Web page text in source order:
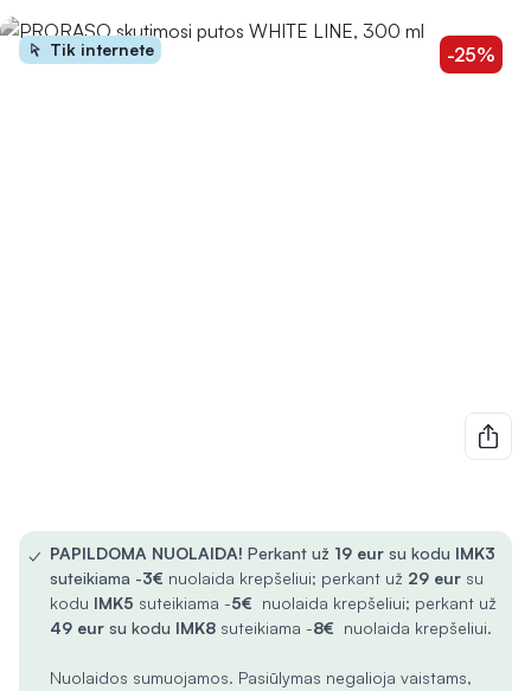
Tik internete -25%
✓ PAPILDOMA NUOLAIDA! Perkant už 19 eur su kodu IMK3
suteikiama -3€ nuolaida krepšeliui; perkant už 29 eur su
kodu IMK5 suteikiama -5€ nuolaida krepšeliui; perkant už
49 eur su kodu IMK8 suteikiama -8€ nuolaida krepšeliui.
Nuolaidos sumuojamos. Pasiūlymas negalioja vaistams,